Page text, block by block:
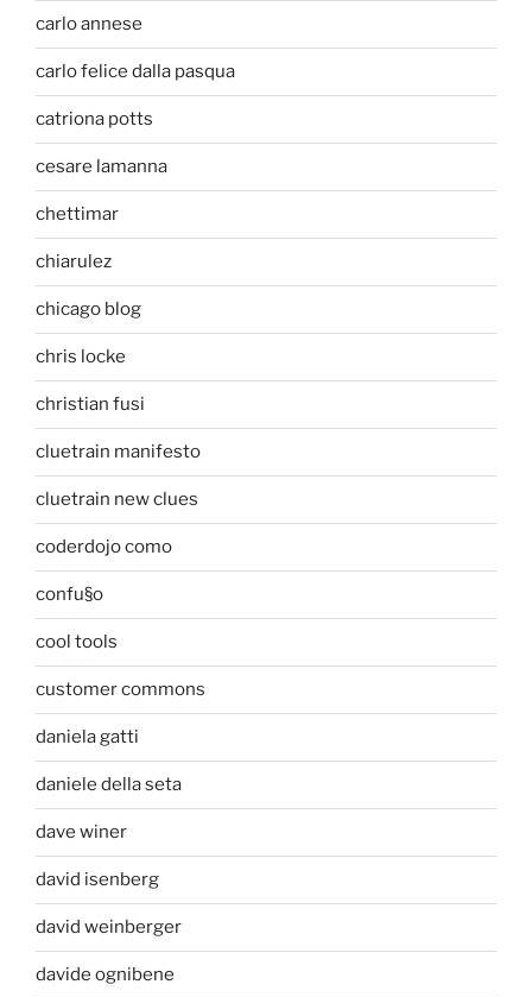
carlo annese
carlo felice dalla pasqua
catriona potts
cesare lamanna
chettimar
chiarulez
chicago blog
chris locke
christian fusi
cluetrain manifesto
cluetrain new clues
coderdojo como
confu§o
cool tools
customer commons
daniela gatti
daniele della seta
dave winer
david isenberg
david weinberger
davide ognibene